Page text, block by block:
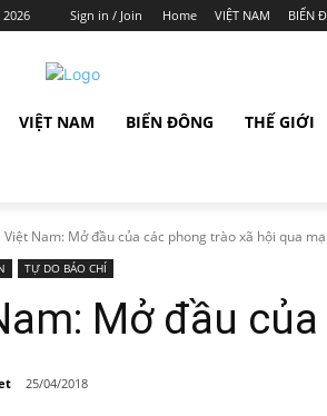
Sign in / Join Home VIỆT NAM BIỂN
VIỆT NAM BIỂN ĐÔNG THẾ GIỚI
Việt Nam: Mở đầu của các phong trào xã hội qua
TỰ DO BÁO CHÍ
Mở đầu
25/04/2018